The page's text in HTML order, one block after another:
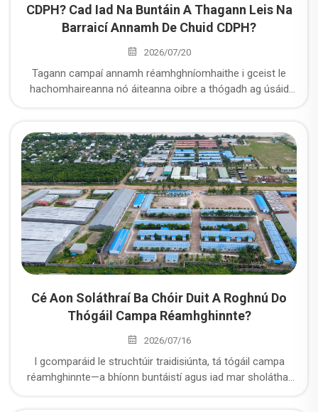
CDPH? Cad Iad Na Buntáin A Thagann Leis Na
Barraicí Annamh De Chuid CDPH?
2026/07/20
Tagann campaí annamh réamhghníomhaithe i gceist le
hachomhaireanna nó áiteanna oibre a thógadh ag úsáid
na sórtanna sonracha aonad campaí annamh a thairgeann
siad, agus cad iad na buntáin a thagann le campaí annamh
CDPH?
Cé Aon Soláthraí Ba Chóir Duit A Roghnú Do
Thógáil Campa Réamhghinnte?
2026/07/16
I gcomparáid le struchtúir traidisiúnta, tá tógáil campa
réamhghinnte—a bhíonn buntáistí agus iad mar sholáthar